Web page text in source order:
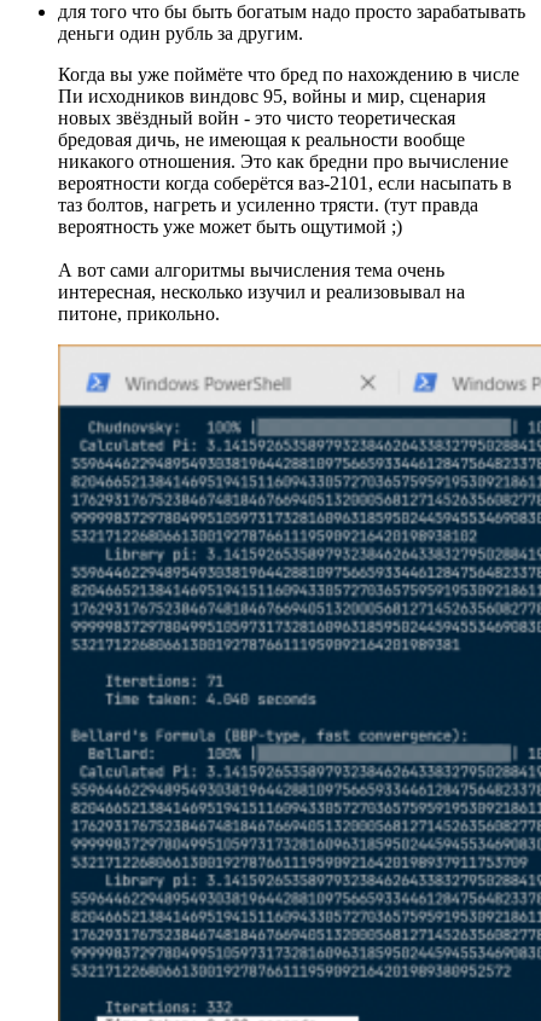
для того что бы быть богатым надо просто зарабатывать
деньги один рубль за другим.
Когда вы уже поймёте что бред по нахождению в числе
Пи исходников виндовс 95, войны и мир, сценария
новых звёздный войн - это чисто теоретическая
бредовая дичь, не имеющая к реальности вообще
никакого отношения. Это как бредни про вычисление
вероятности когда соберётся ваз-2101, если насыпать в
таз болтов, нагреть и усиленно трясти. (тут правда
вероятность уже может быть ощутимой ;)
А вот сами алгоритмы вычисления тема очень
интересная, несколько изучил и реализовывал на
питоне, прикольно.